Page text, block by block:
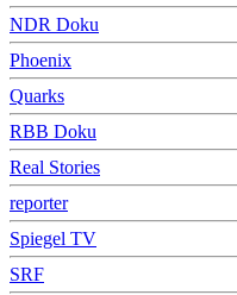
NDR Doku
Phoenix
Quarks
RBB Doku
Real Stories
reporter
Spiegel TV
SRF